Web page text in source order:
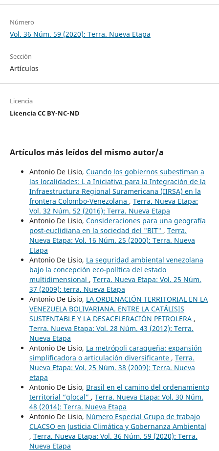
Número
Vol. 36 Núm. 59 (2020): Terra. Nueva Etapa
Sección
Artículos
Licencia
Licencia CC BY-NC-ND
Artículos más leídos del mismo autor/a
Antonio De Lisio, Cuando los gobiernos subestiman a
las localidades: L a Iniciativa para la Integración de la
Infraestructura Regional Suramericana (IIRSA) en la
frontera Colombo-Venezolana , Terra. Nueva Etapa:
Vol. 32 Núm. 52 (2016): Terra. Nueva Etapa
Antonio De Lisio, Consideraciones para una geografía
post-euclidiana en la sociedad del "BIT" , Terra.
Nueva Etapa: Vol. 16 Núm. 25 (2000): Terra. Nueva
Etapa
Antonio De Lisio, La seguridad ambiental venezolana
bajo la concepción eco-política del estado
multidimensional , Terra. Nueva Etapa: Vol. 25 Núm.
37 (2009): terra. Nueva Etapa
Antonio De Lisio, LA ORDENACIÓN TERRITORIAL EN LA
VENEZUELA BOLIVARIANA. ENTRE LA CATÁLISIS
SUSTENTABLE Y LA DESACELERACIÓN PETROLERA ,
Terra. Nueva Etapa: Vol. 28 Núm. 43 (2012): Terra.
Nueva Etapa
Antonio De Lisio, La metrópoli caraqueña: expansión
simplificadora o articulación diversificante , Terra.
Nueva Etapa: Vol. 25 Núm. 38 (2009): Terra. Nueva
etapa
Antonio De Lisio, Brasil en el camino del ordenamiento
territorial “glocal” , Terra. Nueva Etapa: Vol. 30 Núm.
48 (2014): Terra. Nueva Etapa
Antonio De Lisio, Número Especial Grupo de trabajo
CLACSO en Justicia Climática y Gobernanza Ambiental
, Terra. Nueva Etapa: Vol. 36 Núm. 59 (2020): Terra.
Nueva Etapa